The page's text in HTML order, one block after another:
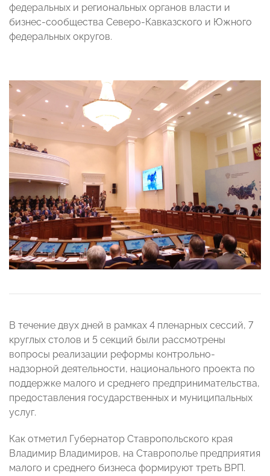
федеральных и региональных органов власти и
бизнес-сообщества Северо-Кавказского и Южного
федеральных округов.
В течение двух дней в рамках 4 пленарных сессий, 7
круглых столов и 5 секций были рассмотрены
вопросы реализации реформы контрольно-
надзорной деятельности, национального проекта по
поддержке малого и среднего предпринимательства,
предоставления государственных и муниципальных
услуг.
Как отметил Губернатор Ставропольского края
Владимир Владимиров, на Ставрополье предприятия
малого и среднего бизнеса формируют треть ВРП.